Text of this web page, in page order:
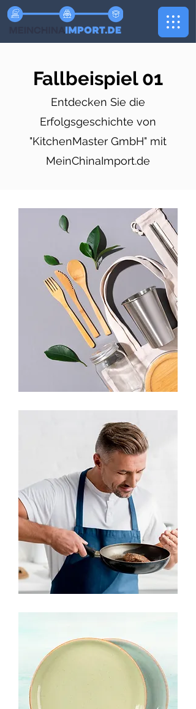
Fallbeispiel 01
Entdecken Sie die
Erfolgsgeschichte von
"KitchenMaster GmbH" mit
MeinChinaImport.de